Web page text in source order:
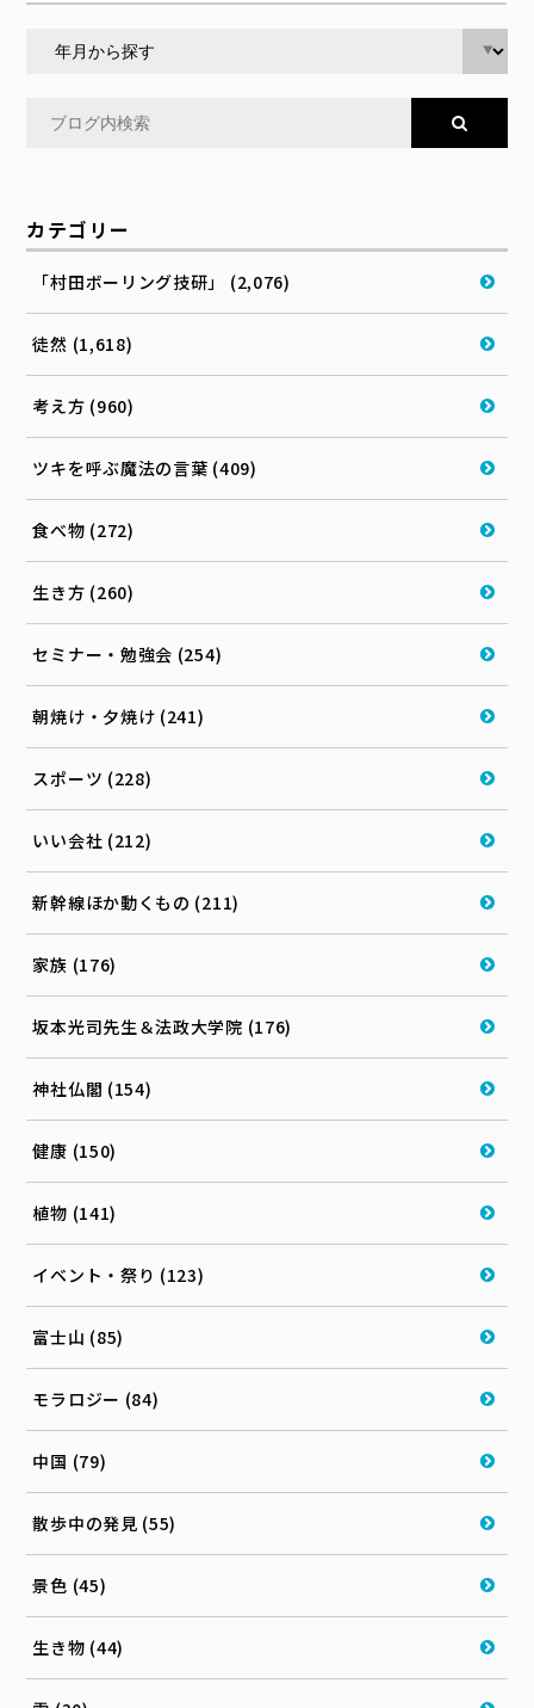
カテゴリー
「村田ボーリング技研」 (2,076)
徒然 (1,618)
考え方 (960)
ツキを呼ぶ魔法の言葉 (409)
食べ物 (272)
生き方 (260)
セミナー・勉強会 (254)
朝焼け・夕焼け (241)
スポーツ (228)
いい会社 (212)
新幹線ほか動くもの (211)
家族 (176)
坂本光司先生＆法政大学院 (176)
神社仏閣 (154)
健康 (150)
植物 (141)
イベント・祭り (123)
富士山 (85)
モラロジー (84)
中国 (79)
散歩中の発見 (55)
景色 (45)
生き物 (44)